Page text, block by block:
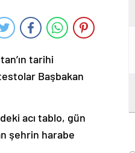
tarihi
Başbakan
acı tablo, gün
şehrin harabe